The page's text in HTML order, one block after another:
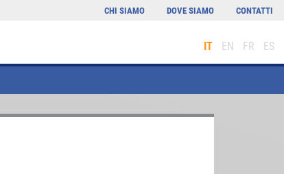
IT EN FR ES
CHI SIAMO DOVE SIAMO CONTATTI